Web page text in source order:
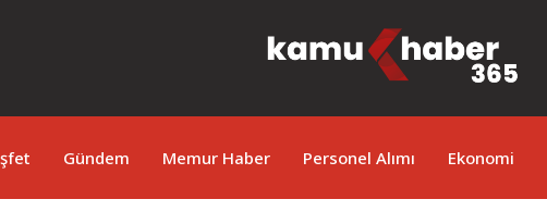
Gündem Memur Haber Personel Alımı Ekonomi